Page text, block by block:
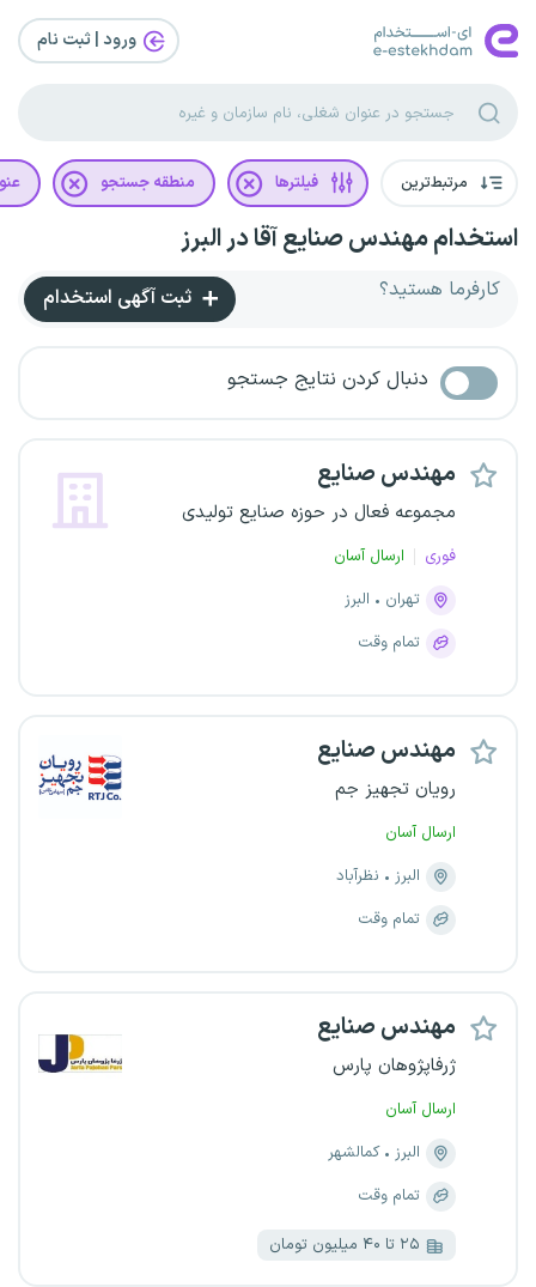
ورود | ثبت‌ نام
مرتبط‌ترین فیلترها منطقه جستجو
استخدام مهندس صنایع آقا در البرز
کارفرما هستید؟ ثبت آگهی استخدام
دنبال کردن نتایج جستجو
مهندس صنایع
مجموعه فعال در حوزه صنایع تولیدی
فوری
ارسال آسان
تهران
البرز
تمام وقت
مهندس صنایع
رویان تجهیز جم
ارسال آسان
البرز
نظرآباد
تمام وقت
مهندس صنایع
ژرفاپژوهان پارس
ارسال آسان
البرز
کمالشهر
تمام وقت
۲۵ تا ۴۰ میلیون تومان